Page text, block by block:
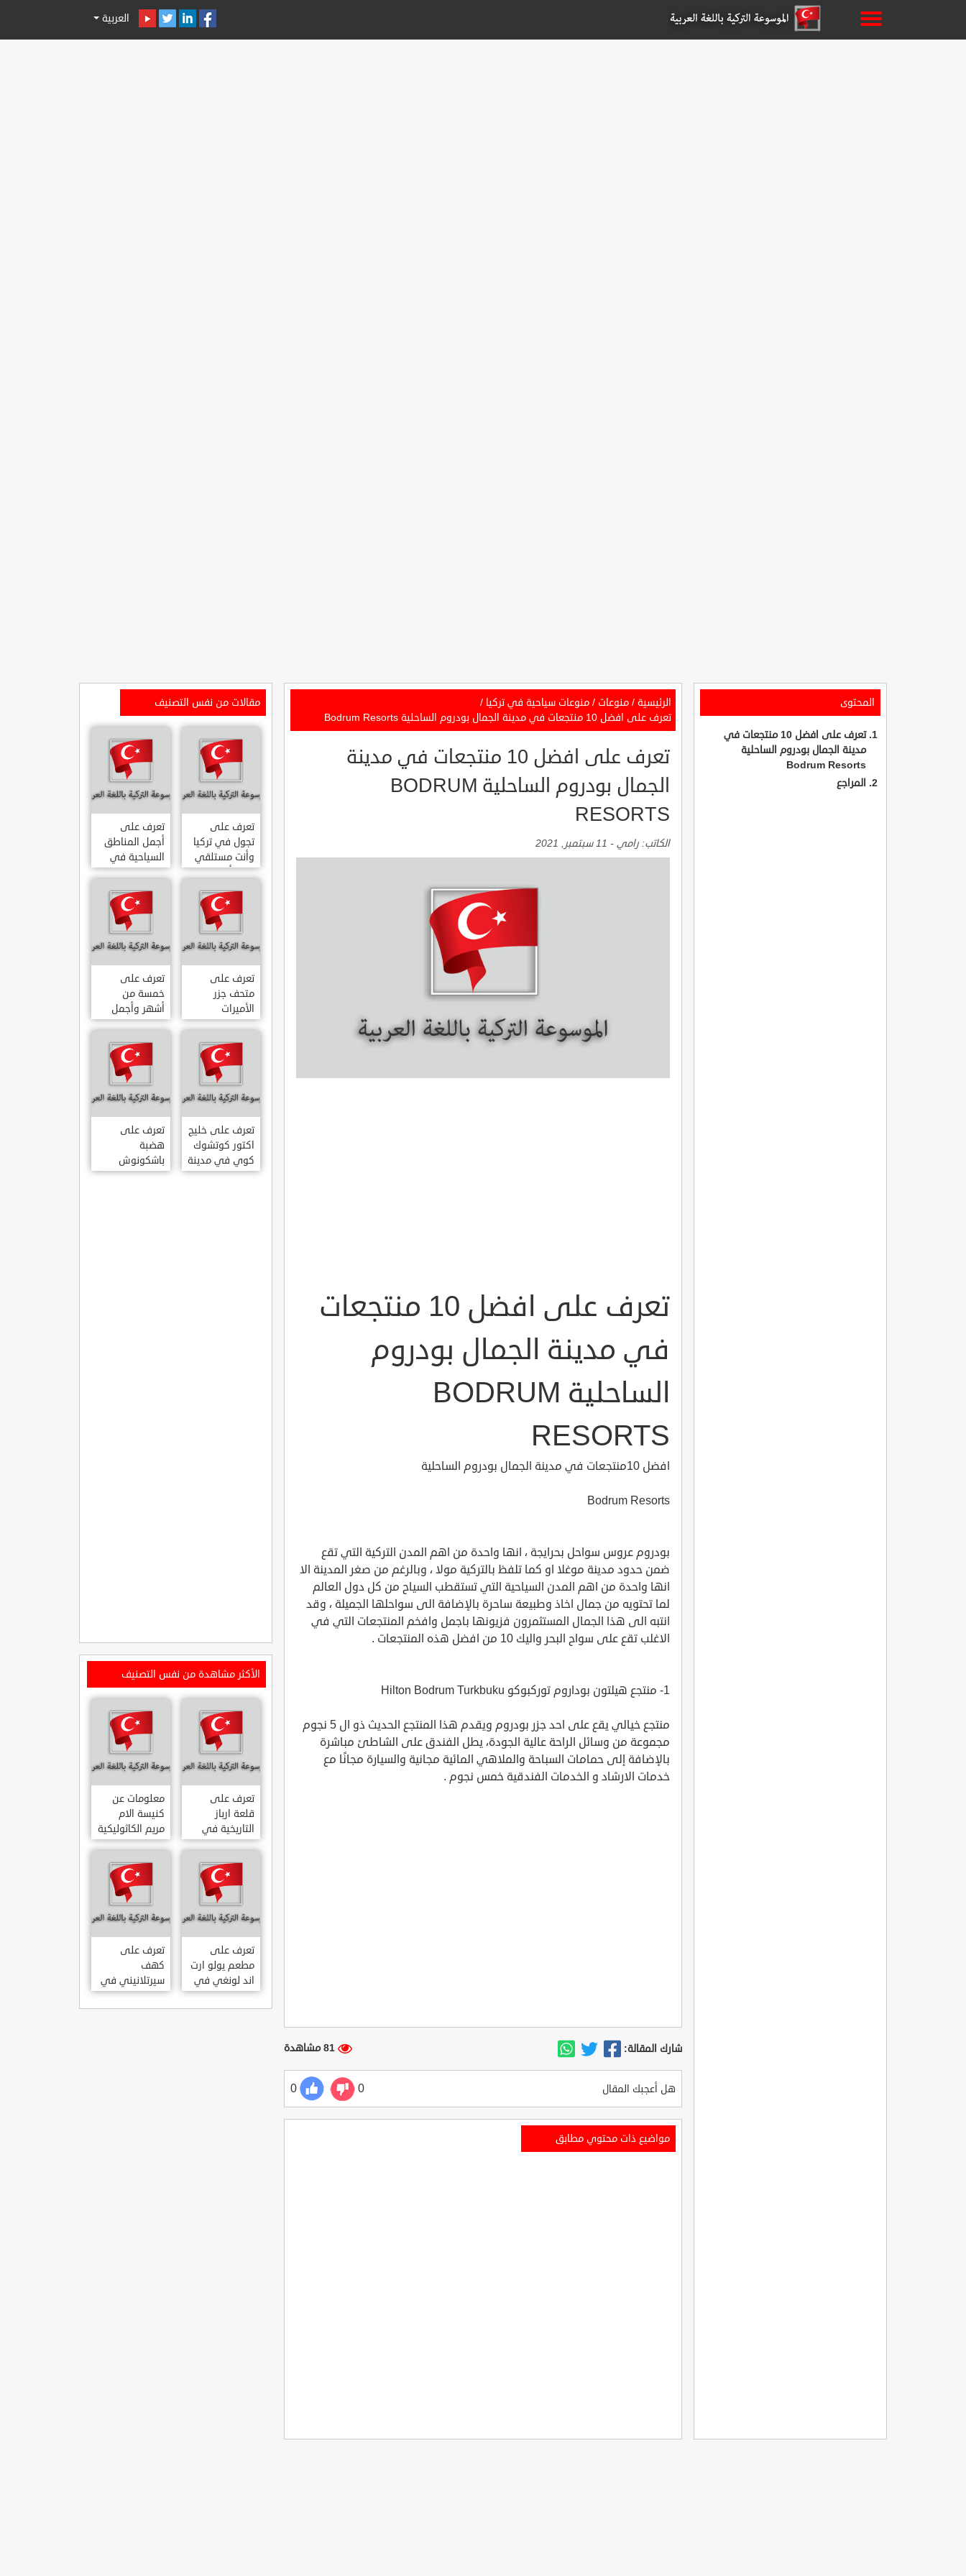
العربية
المحتوى
تعرف على افضل 10 منتجعات في
مدينة الجمال بودروم الساحلية
Bodrum Resorts
المراجع
الرئيسية / منوعات / منوعات سياحية في تركيا /
تعرف على افضل 10 منتجعات في مدينة الجمال بودروم الساحلية Bodrum Resorts
تعرف على افضل 10 منتجعات في مدينة
الجمال بودروم الساحلية BODRUM
RESORTS
الكاتب: رامي - 11 سبتمبر, 2021
تعرف على افضل 10 منتجعات
في مدينة الجمال بودروم
الساحلية BODRUM
RESORTS
افضل 10منتجعات في مدينة الجمال بودروم الساحلية
Bodrum Resorts
بودروم عروس سواحل بحرايجة ، انها واحدة من اهم المدن التركية التي تقع
ضمن حدود مدينة موغلا او كما تلفظ بالتركية مولا ، وبالرغم من صغر المدينة الا
انها واحدة من اهم المدن السياحية التي تستقطب السياح من كل دول العالم
لما تحتويه من جمال اخاذ وطبيعة ساحرة بالإضافة الى سواحلها الجميلة ، وقد
انتبه الى هذا الجمال المستثمرون فزيونها باجمل وافخم المنتجعات التي في
الاغلب تقع على سواح البحر واليك 10 من افضل هذه المنتجعات .
1- منتجع هيلتون بوداروم توركبوكو Hilton Bodrum Turkbuku
منتجع خيالي يقع على احد جزر بودروم ويقدم هذا المنتجع الحديث ذو ال 5 نجوم
مجموعة من وسائل الراحة عالية الجودة، يطل الفندق على الشاطئ مباشرة
بالإضافة إلى حمامات السباحة والملاهي المائية مجانية والسيارة مجانًا مع
خدمات الارشاد و الخدمات الفندقية خمس نجوم .
شارك المقالة: 81 مشاهدة
هل أعجبك المقال 0
0
مواضيع ذات محتوي مطابق
مقالات من نفس التصنيف
تعرف على
تجول في تركيا
وأنت مستلقي
على أريكتك
..السياحة
الافتراضية.
تعرف على
أجمل المناطق
السياحية في
اسطنبول
المشهورة في
تعرف على
متحف جزر
الأميرات
ADALAR
MÜZESI
تعرف على
خمسة من
أشهر وأجمل
قصور اسطنبول
تعرف على خليج
اكتور كوتشوك
كوي في مدينة
داتشا الساحلية
تعرف على
هضبة
باشكونوش
الطبيعية في
الأكثر مشاهدة من نفس التصنيف
تعرف على
قلعة ارباز
التاريخية في
ولاية ايدن.. من
القلاع الدولة
العثمانية
ARPAZ
KALESI AYDIN
معلومات عن
كنيسة الام
مريم الكاثوليكية
في هاتي .. من
معالم المدينة
التاريخية
والدينية
MERYEM ANA
KATOLIK
KILISESI
HATAY
تعرف على
مطعم يولو ارت
اند لونغي في
ازمير .. مطعم
بجدران متحف
تعرف على
كهف
سيرتلانيني في
ولاية ايدن .. من
اعاجيب الطبيعة